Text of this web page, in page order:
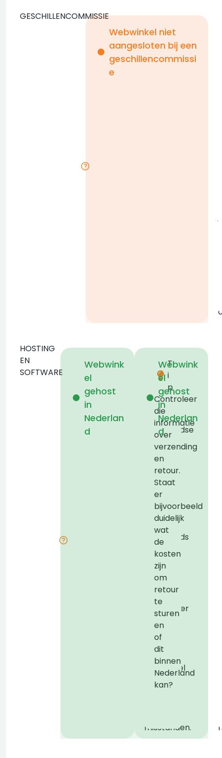
GESCHILLENCOMMISSIE
Webwinkel niet
aangesloten bij een
geschillencommissi
e
HOSTING
EN
SOFTWARE
Webwink
el
gehost
in
Nederlan
d
domein
wordt
gehost
een
Nederlandse
betekent
dat
het
bedrijf
Nederlands
maar
maakt
wel
makkelijker
Politie
webwinkel
offline
misstanden.
T
i
p
Controleer
die
informatie
over
verzending
en
retour.
Staat
er
bijvoorbeeld
duidelijk
wat
de
kosten
zijn
om
retour
te
sturen
en
of
dit
binnen
Nederland
kan?
Webwink
el
gehost
in
Nederlan
d